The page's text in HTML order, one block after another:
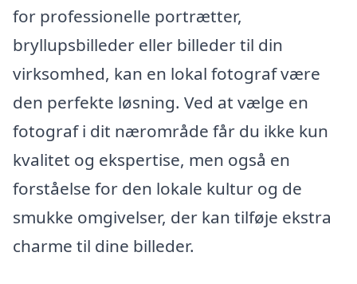
for professionelle portrætter,
bryllupsbilleder eller billeder til din
virksomhed, kan en lokal fotograf være
den perfekte løsning. Ved at vælge en
fotograf i dit nærområde får du ikke kun
kvalitet og ekspertise, men også en
forståelse for den lokale kultur og de
smukke omgivelser, der kan tilføje ekstra
charme til dine billeder.